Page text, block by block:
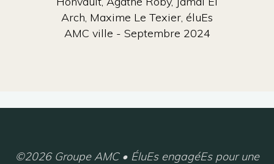
©2026 Groupe AMC • ÉluEs engagéEs pour une